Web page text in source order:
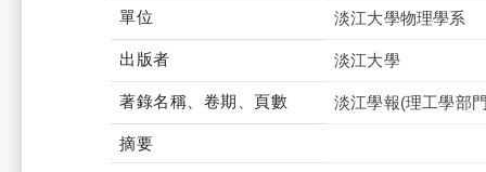
單位 淡江大學物理學系
出版者 淡江大學
著錄名稱、卷期、頁數 淡江學報(理工學部
摘要